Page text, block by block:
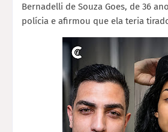
Bernadelli de Souza Goes, de 36
polícia e afirmou que ela teria